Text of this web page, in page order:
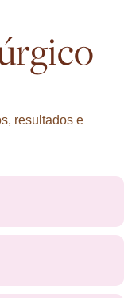
resultados e